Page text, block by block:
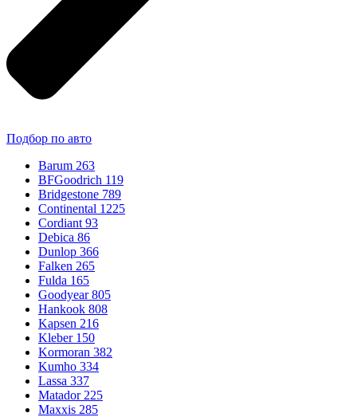
Подбор по авто
Barum 263
BFGoodrich 119
Bridgestone 789
Continental 1225
Cordiant 93
Debica 86
Dunlop 366
Falken 265
Fulda 165
Goodyear 805
Hankook 808
Kapsen 216
Kleber 150
Kormoran 382
Kumho 334
Lassa 337
Matador 225
Maxxis 285